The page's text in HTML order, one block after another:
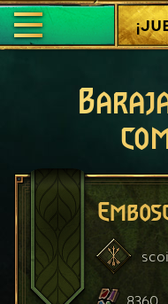
Baraja